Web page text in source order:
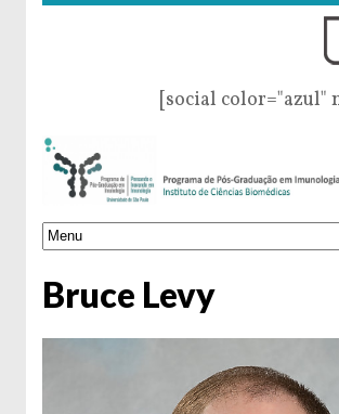
[social color="azul"
Bruce Levy